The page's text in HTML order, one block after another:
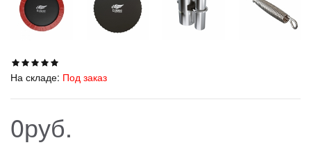
На складе: Под заказ
0руб.